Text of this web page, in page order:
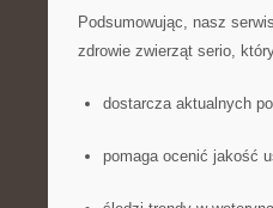
Podsumowując, nasz
zdrowie zwierząt serio,
dostarcza aktualnych
pomaga ocenić jakość